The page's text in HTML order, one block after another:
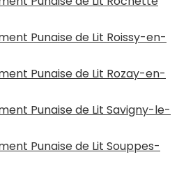
Punaise de Lit Roissy-en-
Punaise de Lit Rozay-en-
Punaise de Lit Savigny-le-
Punaise de Lit Souppes-